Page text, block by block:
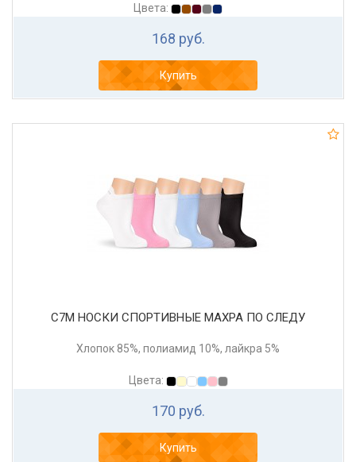
Цвета:
168 руб.
Купить
С7М НОСКИ СПОРТИВНЫЕ МАХРА ПО СЛЕДУ
Хлопок 85%, полиамид 10%, лайкра 5%
Цвета:
170 руб.
Купить